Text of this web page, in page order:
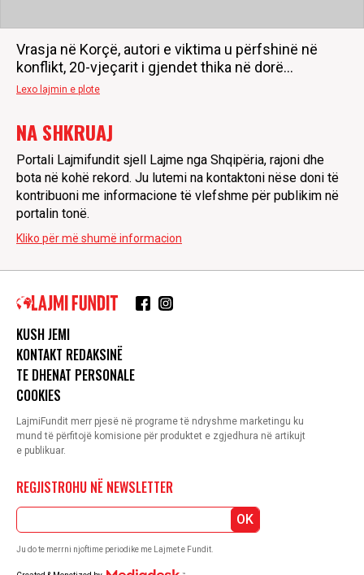
Vrasja në Korçë, autori e viktima u përfshinë në
konflikt, 20-vjeçarit i gjendet thika në dorë...
Lexo lajmin e plote
NA SHKRUAJ
Portali Lajmifundit sjell Lajme nga Shqipëria, rajoni dhe
bota në kohë rekord. Ju lutemi na kontaktoni nëse doni të
kontribuoni me informacione të vlefshme për publikim në
portalin tonë.
Kliko për më shumë informacion
KUSH JEMI
KONTAKT REDAKSINË
TE DHENAT PERSONALE
COOKIES
LajmiFundit merr pjesë në programe të ndryshme marketingu ku
mund të përfitojë komisione për produktet e zgjedhura në artikujt
e publikuar.
REGJISTROHU NË NEWSLETTER
OK
Ju do te merrni njoftime periodike me Lajmet e Fundit.